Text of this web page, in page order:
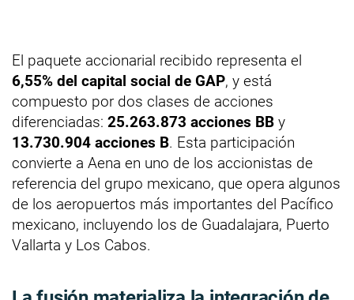
El paquete accionarial recibido representa el
6,55% del capital social de GAP, y está
compuesto por dos clases de acciones
diferenciadas: 25.263.873 acciones BB y
13.730.904 acciones B. Esta participación
convierte a Aena en uno de los accionistas de
referencia del grupo mexicano, que opera algunos
de los aeropuertos más importantes del Pacífico
mexicano, incluyendo los de Guadalajara, Puerto
Vallarta y Los Cabos.